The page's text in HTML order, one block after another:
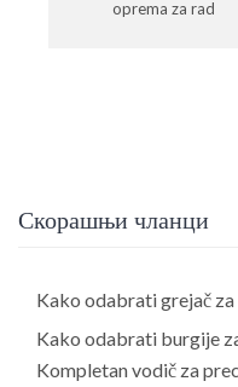
oprema za rad
Скорашњи чланци
Kako odabrati grejač
Kako odabrati burgije
Kompletan vodič za